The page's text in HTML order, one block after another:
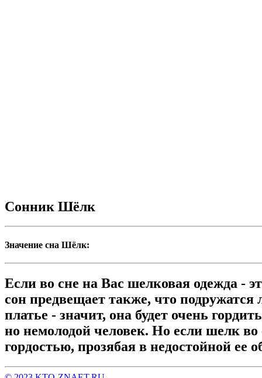
Сонник Шёлк
Значение сна Шёлк:
Если во сне на Вас шелковая одежда -
сон предвещает также, что
платье - значит, она будет очень
но немолодой человек. Но если шелк во
гордостью, прозябая в недостойной ее